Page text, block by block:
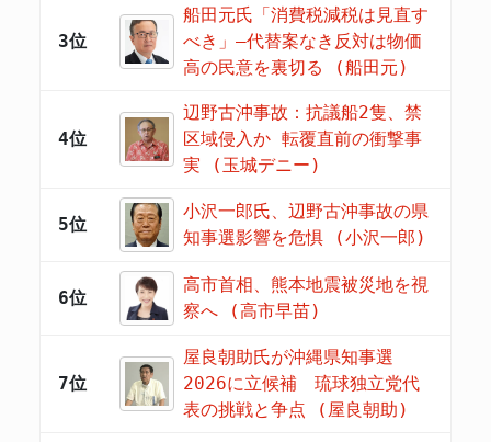
3位
船田元氏「消費税減税は見直す
べき」―代替案なき反対は物価
高の民意を裏切る (船田元)
4位
辺野古沖事故：抗議船2隻、禁
区域侵入か 転覆直前の衝撃事
実 (玉城デニー)
5位
小沢一郎氏、辺野古沖事故の県
知事選影響を危惧 (小沢一郎)
6位
高市首相、熊本地震被災地を視
察へ (高市早苗)
7位
屋良朝助氏が沖縄県知事選
2026に立候補 琉球独立党代
表の挑戦と争点 (屋良朝助)